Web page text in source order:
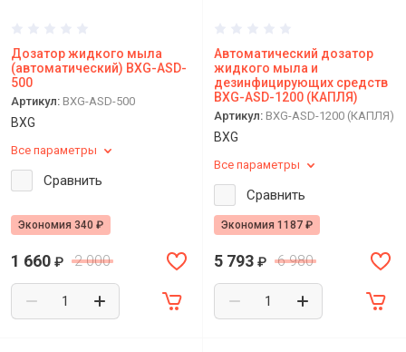
Nofer для оснащения общественных
санузлов
Почему одни сушилки для рук служат
много лет, а другие ломаются уже
Дозатор жидкого мыла
(автоматический) BXG-ASD-
500
Артикул: BXG-ASD-500
BXG
Все параметры
Сравнить
Экономия 340 ₽
1 660 ₽ 2 000
Автоматический дозатор
жидкого мыла и
дезинфицирующих средств
BXG-ASD-1200 (КАПЛЯ)
Артикул: BXG-ASD-1200 (КАПЛЯ)
BXG
Все параметры
Сравнить
Экономия 1187 ₽
5 793 ₽ 6 980